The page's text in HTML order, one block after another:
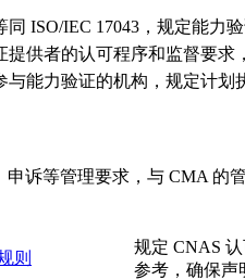
同 ISO/IEC 17043，规定能力
提供者的认可程序和监督要求
与能力验证的机构，规定计划
诉等管理要求，与 CMA 的
则
规定 CNAS
参考，确保声